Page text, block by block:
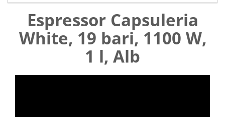
Espressor Capsuleria
White, 19 bari, 1100 W,
1 l, Alb